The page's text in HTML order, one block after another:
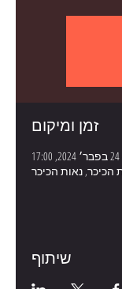
זמן ומיקום
הכיכר, נאות הכיכר
שיתוף